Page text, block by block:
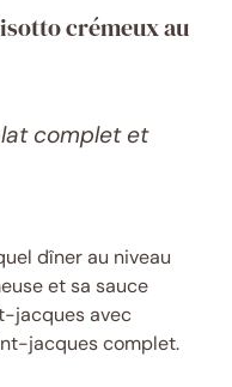
crémeux au
complet et
dîner au niveau
et sa sauce
jacques avec
jacques complet.